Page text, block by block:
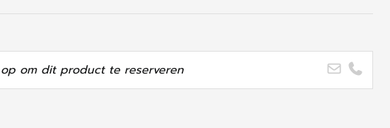
om dit product te reserveren